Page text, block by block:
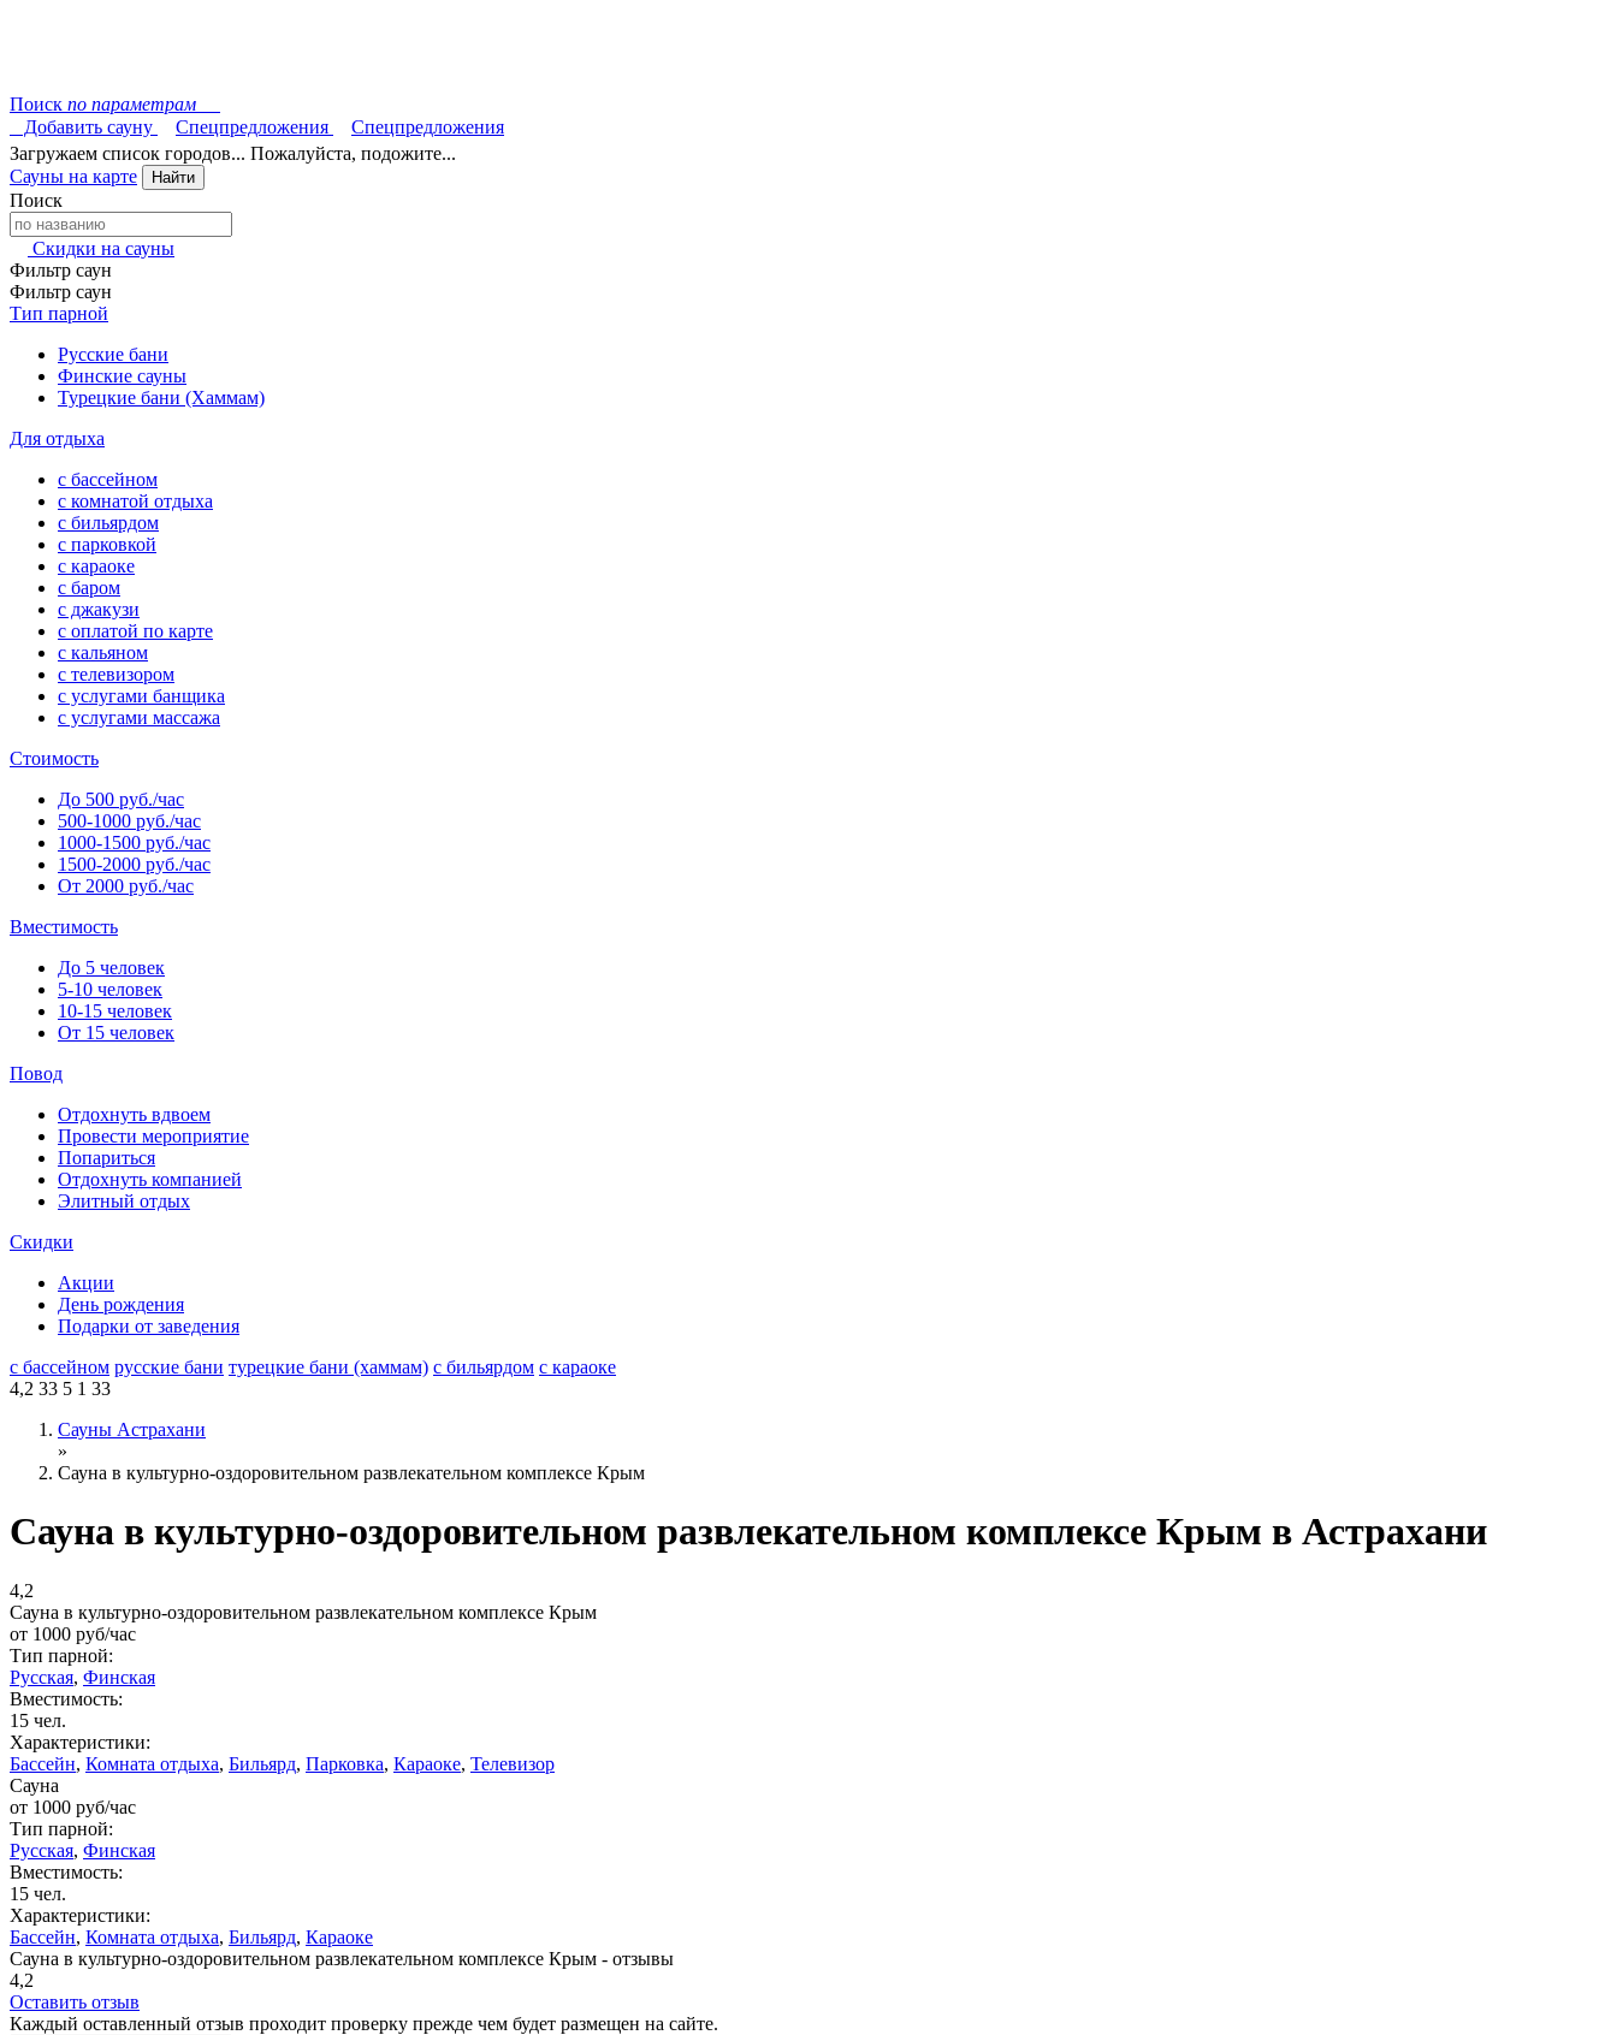
Поиск по параметрам
Добавить сауну
Спецпредложения
Спецпредложения
Загружаем список городов... Пожалуйста, подожите...
Сауны на карте
Найти
Поиск
Скидки на сауны
Фильтр саун
Фильтр саун
Тип парной
Русские бани
Финские сауны
Турецкие бани (Хаммам)
Для отдыха
с бассейном
с комнатой отдыха
с бильярдом
с парковкой
с караоке
с баром
с джакузи
с оплатой по карте
с кальяном
с телевизором
с услугами банщика
с услугами массажа
Стоимость
До 500 руб./час
500-1000 руб./час
1000-1500 руб./час
1500-2000 руб./час
От 2000 руб./час
Вместимость
До 5 человек
5-10 человек
10-15 человек
От 15 человек
Повод
Отдохнуть вдвоем
Провести мероприятие
Попариться
Отдохнуть компанией
Элитный отдых
Скидки
Акции
День рождения
Подарки от заведения
с бассейном русские бани турецкие бани (хаммам) с бильярдом с караоке
4,2 33 5 1 33
Сауны Астрахани
»
Сауна в культурно-оздоровительном развлекательном комплексе Крым
Сауна в культурно-оздоровительном развлекательном комплексе Крым в Астрахани
4,2
Сауна в культурно-оздоровительном развлекательном комплексе Крым
от 1000 руб/час
Тип парной:
Русская, Финская
Вместимость:
15 чел.
Характеристики:
Бассейн, Комната отдыха, Бильярд, Парковка, Караоке, Телевизор
Сауна
от 1000 руб/час
Тип парной:
Русская, Финская
Вместимость:
15 чел.
Характеристики:
Бассейн, Комната отдыха, Бильярд, Караоке
Сауна в культурно-оздоровительном развлекательном комплексе Крым - отзывы
4,2
Оставить отзыв
Каждый оставленный отзыв проходит проверку прежде чем будет размещен на сайте.